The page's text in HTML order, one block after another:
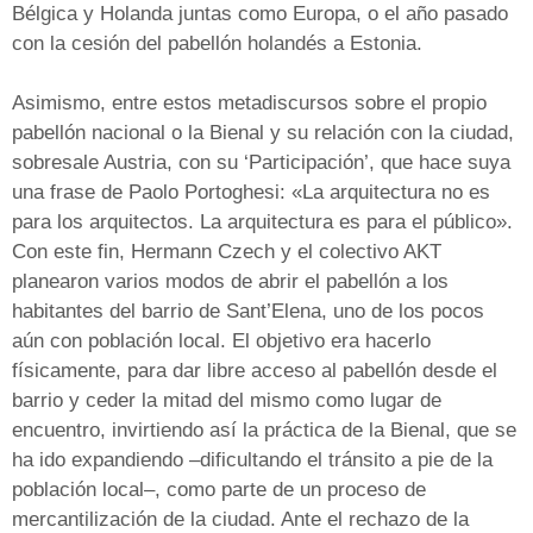
Bélgica y Holanda juntas como Europa, o el año pasado
con la cesión del pabellón holandés a Estonia.
Asimismo, entre estos metadiscursos sobre el propio
pabellón nacional o la Bienal y su relación con la ciudad,
sobresale Austria, con su ‘Participación’, que hace suya
una frase de Paolo Portoghesi: «La arquitectura no es
para los arquitectos. La arquitectura es para el público».
Con este fin, Hermann Czech y el colectivo AKT
planearon varios modos de abrir el pabellón a los
habitantes del barrio de Sant’Elena, uno de los pocos
aún con población local. El objetivo era hacerlo
físicamente, para dar libre acceso al pabellón desde el
barrio y ceder la mitad del mismo como lugar de
encuentro, invirtiendo así la práctica de la Bienal, que se
ha ido expandiendo –dificultando el tránsito a pie de la
población local–, como parte de un proceso de
mercantilización de la ciudad. Ante el rechazo de la